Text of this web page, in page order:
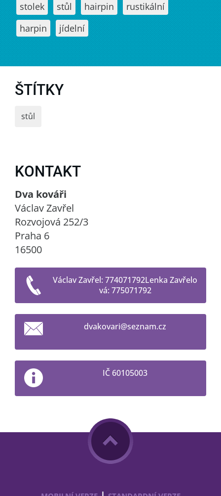
stolek
stůl hairpin
rustikální
harpin
jídelní
ŠTÍTKY
stůl
KONTAKT
Dva kováři
Václav Zavřel
Rozvojová 252/3
Praha 6
16500
Václav Zavřel: 774071792Lenka Zavřelo
vá: 775071792
dvakovari@seznam.cz
IČ 60105003